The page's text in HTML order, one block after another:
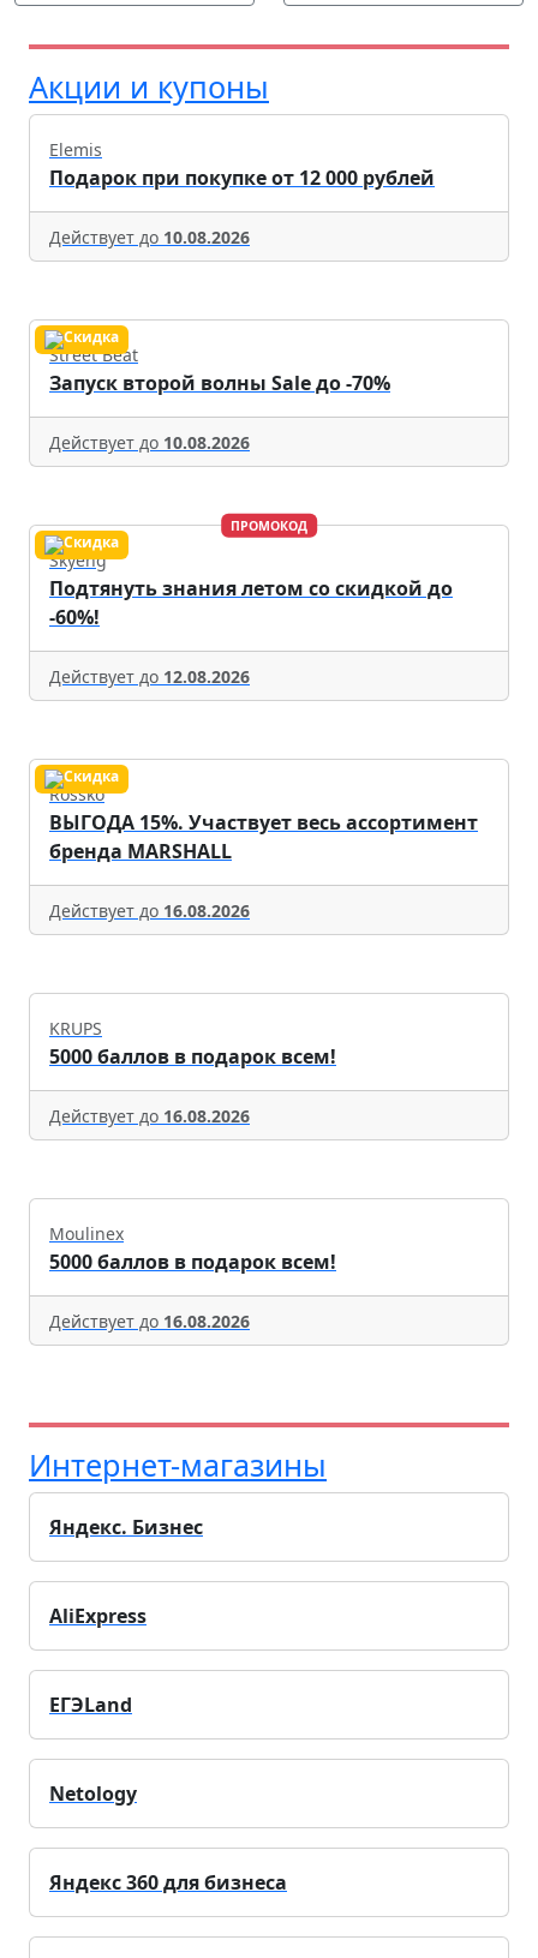
Акции и купоны
Elemis
Подарок при покупке от 12 000 рублей
Действует до 10.08.2026
Street Beat
Запуск второй волны Sale до -70%
Действует до 10.08.2026
ПРОМОКОД
Skyeng
Подтянуть знания летом со скидкой до
-60%!
Действует до 12.08.2026
Rossko
ВЫГОДА 15%. Участвует весь ассортимент
бренда MARSHALL
Действует до 16.08.2026
KRUPS
5000 баллов в подарок всем!
Действует до 16.08.2026
Moulinex
5000 баллов в подарок всем!
Действует до 16.08.2026
Интернет-магазины
Яндекс. Бизнес
AliExpress
ЕГЭLand
Netology
Яндекс 360 для бизнеса